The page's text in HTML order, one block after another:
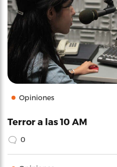
Opiniones
Terror a las 10 AM
0